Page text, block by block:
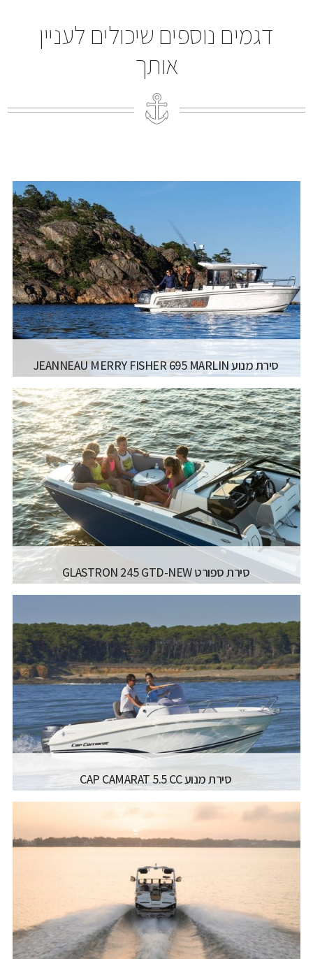
דגמים נוספים שיכולים לעניין
אותך
סירת מנוע JEANNEAU MERRY FISHER 695 MARLIN
NEW
יצרן ודגם:
JEANNEAU MOTORBOATS - MERRY
FISHER 695 MARLIN
רישיון משיט:
רישיון עוצמה א' (משיט 12)
אורך כללי:
6.71 מטר / '22 פיט
רוחב כללי:
2.54 מטר / "4'8 פיט
דגם מנוע:
150HP
מתאים לרישיון עוצמה א
קרא עוד...
סירת ספורט GLASTRON 245 GTD-NEW
רישיון משיט:
רישיון עוצמה ב' (משיט 13)
אורך כללי:
7.4 מטר / '24 פיט
רוחב כללי:
2.54 מטר / "6'8 פיט
דגם מנוע:
350 HP
קרא עוד...
סירת מנוע CAP CAMARAT 5.5 CC
יצרן ודגם:
רישיון משיט:
רישיון עוצמה א' (משיט 12)
2.36M / 7.9FT
MAX. 120HP
קרא עוד...